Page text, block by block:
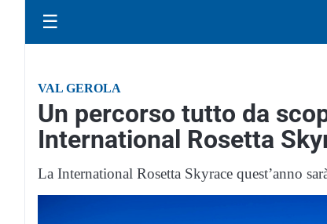
☰
VAL GEROLA
Un percorso tutto da
International Rosetta
La International Rosetta Skyrace quest’anno